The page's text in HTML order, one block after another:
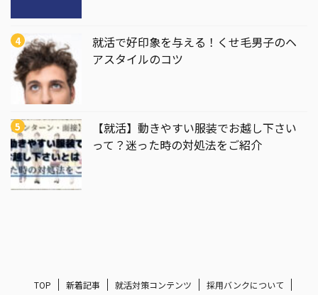
就活で好印象を与える！くせ毛男子のヘ
アスタイルのコツ
【就活】動きやすい服装でお越し下さい
って？迷った時の対処法をご紹介
TOP 新着記事 就活対策コンテンツ 採用バンクについて